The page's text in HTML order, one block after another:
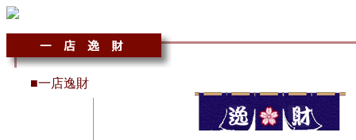
■一店逸財